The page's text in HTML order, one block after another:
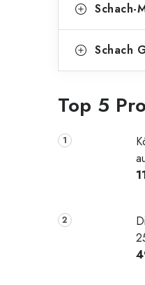
Schach-
Schach
Top 5